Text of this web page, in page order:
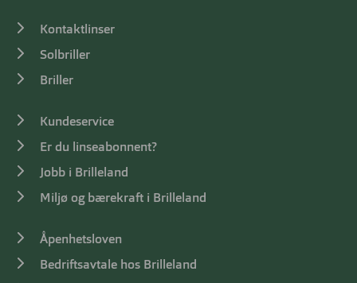
Kontaktlinser
Solbriller
Briller
Kundeservice
Er du linseabonnent?
Jobb i Brilleland
Miljø og bærekraft i Brilleland
Åpenhetsloven
Bedriftsavtale hos Brilleland